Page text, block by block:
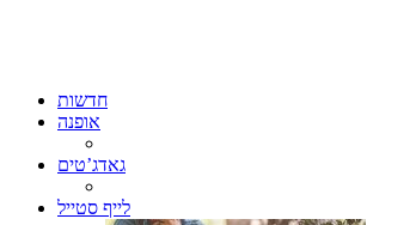
חדשות
אופנה
גאדג’טים
לייף סטייל